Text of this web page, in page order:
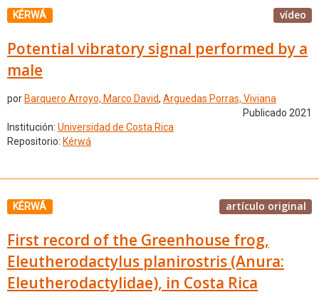
KÉRWÁ vídeo
Potential vibratory signal performed by a
male
por Barquero Arroyo, Marco David, Arguedas Porras, Viviana
Publicado 2021
Institución: Universidad de Costa Rica
Repositorio: Kérwá
KÉRWÁ artículo original
First record of the Greenhouse frog,
Eleutherodactylus planirostris (Anura:
Eleutherodactylidae), in Costa Rica